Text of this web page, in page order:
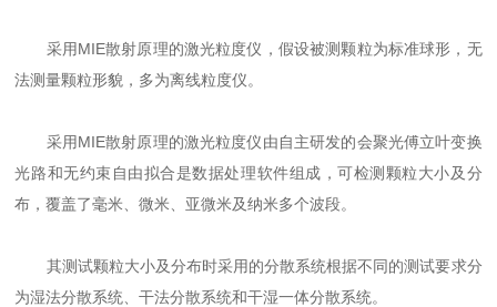
采用MIE散射原理的激光粒度仪，假设被测颗粒为标准球形，无
法测量颗粒形貌，多为离线粒度仪。
采用MIE散射原理的激光粒度仪由自主研发的会聚光傅立叶变换
光路和无约束自由拟合是数据处理软件组成，可检测颗粒大小及分
布，覆盖了毫米、微米、亚微米及纳米多个波段。
其测试颗粒大小及分布时采用的分散系统根据不同的测试要求分
为湿法分散系统、干法分散系统和干湿一体分散系统。